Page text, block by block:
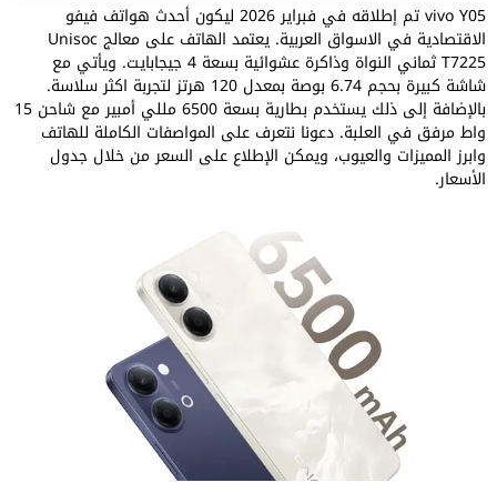
vivo Y05 تم إطلاقه في فبراير 2026 ليكون أحدث هواتف فيفو
الاقتصادية في الاسواق العربية. يعتمد الهاتف على معالج Unisoc
T7225 ثماني النواة وذاكرة عشوائية بسعة 4 جيجابايت. ويأتي مع
شاشة كبيرة بحجم 6.74 بوصة بمعدل 120 هرتز لتجربة اكثر سلاسة.
بالإضافة إلى ذلك يستخدم بطارية بسعة 6500 مللي أمبير مع شاحن 15
واط مرفق في العلبة. دعونا نتعرف على المواصفات الكاملة للهاتف
وابرز المميزات والعيوب، ويمكن الإطلاع على السعر من خلال جدول
الأسعار.